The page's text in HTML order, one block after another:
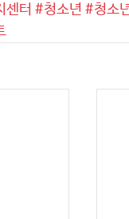
센터 #청소년 #청소